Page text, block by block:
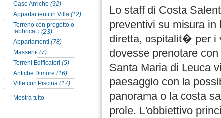
Case Antiche (32)
Appartamenti in Villa (12)
Terreno con progetto o
fabbricato (23)
Appartamenti (78)
Masserie (7)
Terreni Edificatori (5)
Antiche Dimore (16)
Ville con Piscina (17)
Mostra tutto
Lo staff di Costa
preventivi su misura
diretta, ospitalit� per i
dovesse prenotare
Santa Maria di Leuca
paesaggio con la
panorama o la costa
prole. L'obbiettivo